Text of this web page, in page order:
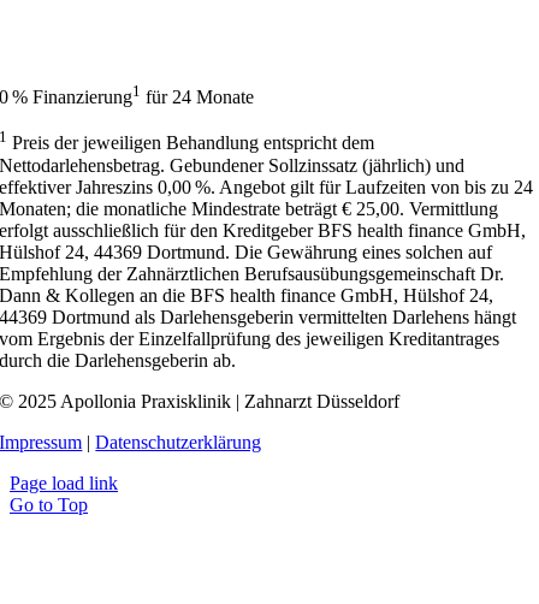
0 % Finanzierung1 für 24 Monate
1 Preis der jeweiligen Behandlung entspricht dem
Nettodarlehensbetrag. Gebundener Sollzinssatz (jährlich) und
effektiver Jahreszins 0,00 %. Angebot gilt für Laufzeiten von bis zu 24
Monaten; die monatliche Mindestrate beträgt € 25,00. Vermittlung
erfolgt ausschließlich für den Kreditgeber BFS health finance GmbH,
Hülshof 24, 44369 Dortmund. Die Gewährung eines solchen auf
Empfehlung der Zahnärztlichen Berufsausübungsgemeinschaft Dr.
Dann & Kollegen an die BFS health finance GmbH, Hülshof 24,
44369 Dortmund als Darlehensgeberin vermittelten Darlehens hängt
vom Ergebnis der Einzelfallprüfung des jeweiligen Kreditantrages
durch die Darlehensgeberin ab.
© 2025 Apollonia Praxisklinik | Zahnarzt Düsseldorf
Impressum |Datenschutzerklärung
Page load link
Go to Top